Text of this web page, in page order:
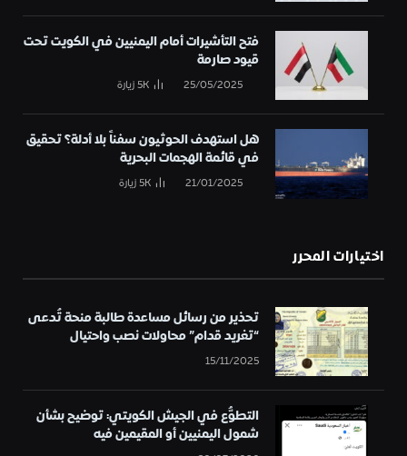
فتح التأشيرات أمام اليمنيين في الكويت تحت
قيود صارمة
25/05/2025
5Kزيارة
هل استهدف الحوثيون سفناً بلا أدلة؟ تحقيق
في قائمة الهجمات البحرية
21/01/2025
5Kزيارة
اختيارات المحرر
تحذير من رسائل مساعدة طالبة منحة تُدعى
“تغريد قدام” محاولات نصب واحتيال
15/11/2025
التطوُّع في الجيش الكويتي: توضيح بشأن
شمول اليمنيين أو المقيمين فيه